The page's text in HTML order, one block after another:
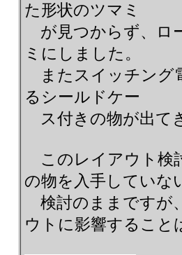
た形状のツマミ
が見つからず、ロ
ミにしました。
またスイッチング
るシールドケー
ス付きの物が出て
このレイアウト検
の物を入手していな
検討のままですが
ウトに影響すること